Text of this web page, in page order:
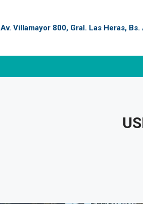
Av. Villamayor 800, Gral. Las Heras, Bs.